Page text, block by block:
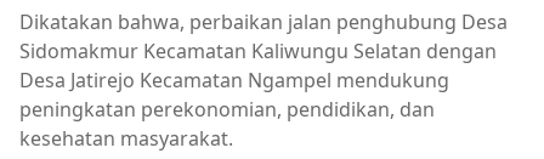
Dikatakan bahwa, perbaikan jalan penghubung Desa
Sidomakmur Kecamatan Kaliwungu Selatan dengan
Desa Jatirejo Kecamatan Ngampel mendukung
peningkatan perekonomian, pendidikan, dan
kesehatan masyarakat.